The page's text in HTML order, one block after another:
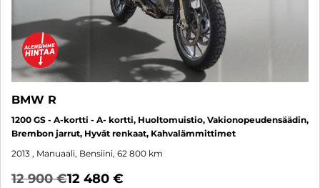
BMW R
1200 GS - A-kortti - A- kortti, Huoltomuistio, Vakionopeudensäädin,
Brembon jarrut, Hyvät renkaat, Kahvalämmittimet
2013 , Manuaali, Bensiini, 62 800 km
12 900 €12 480 €